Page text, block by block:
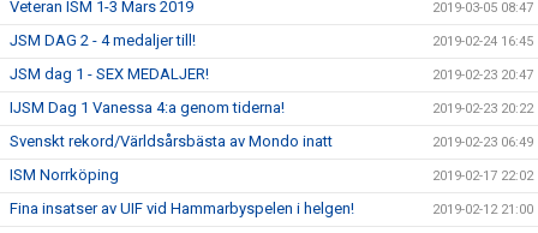
Veteran ISM 1-3 Mars 2019 2019-03-05 08:47
JSM DAG 2 - 4 medaljer till! 2019-02-24 16:45
JSM dag 1 - SEX MEDALJER! 2019-02-23 20:47
IJSM Dag 1 Vanessa 4:a genom tiderna! 2019-02-23 20:22
Svenskt rekord/Världsårsbästa av Mondo inatt 2019-02-23 06:49
ISM Norrköping 2019-02-17 22:02
Fina insatser av UIF vid Hammarbyspelen i helgen! 2019-02-12 21:00